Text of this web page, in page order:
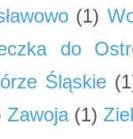
(1)
do
Śląskie
Zawoja (1)